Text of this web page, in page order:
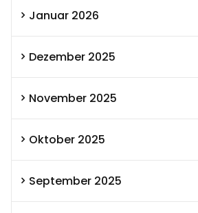
Januar 2026
Dezember 2025
November 2025
Oktober 2025
September 2025